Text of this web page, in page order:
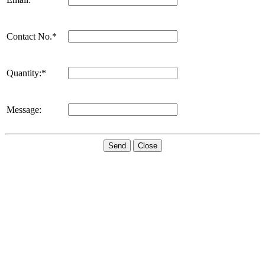
Contact No.*
Quantity:*
Message:
Send Close